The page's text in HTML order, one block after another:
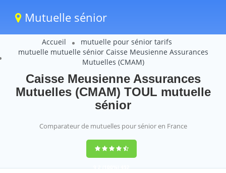
Mutuelle sénior
Accueil
mutuelle pour sénior tarifs
mutuelle mutuelle sénior Caisse Meusienne Assurances
Mutuelles (CMAM)
Caisse Meusienne Assurances
Mutuelles (CMAM) TOUL mutuelle
sénior
Comparateur de mutuelles pour sénior en France
9,2(100%)452